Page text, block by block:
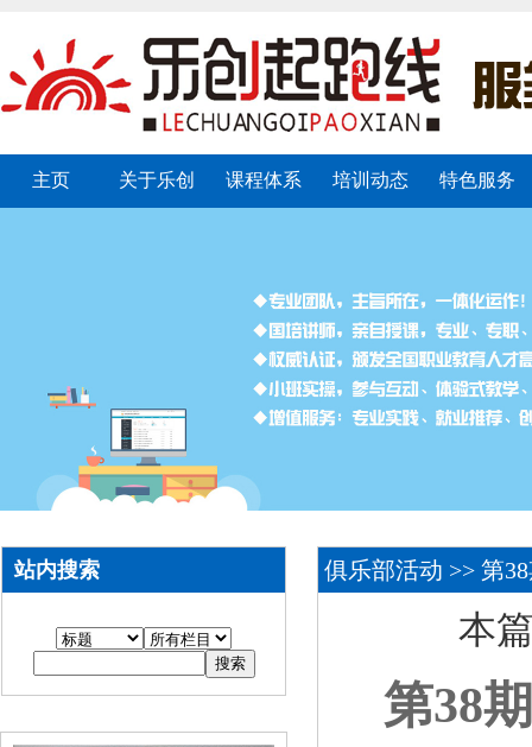
主页 关于乐创 课程体系 培训动态 特色服务
站内搜索 俱乐部活动 >> 第
本
第38